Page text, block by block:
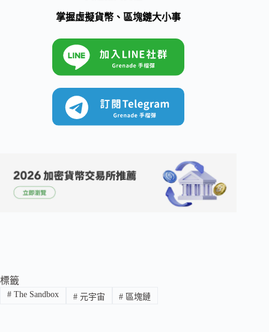
掌握虛擬貨幣、區塊鏈大小事
標籤
#The Sandbox #元宇宙 # 區塊鏈